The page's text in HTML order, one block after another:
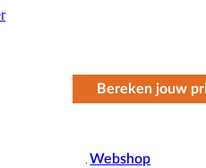
Webshop
Bereken jouw